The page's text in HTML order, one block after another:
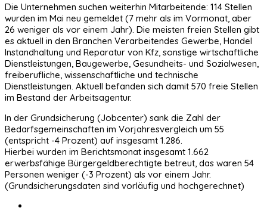
Die Unternehmen suchen weiterhin Mitarbeitende: 114 Stellen
wurden im Mai neu gemeldet (7 mehr als im Vormonat, aber
26 weniger als vor einem Jahr). Die meisten freien Stellen gibt
es aktuell in den Branchen Verarbeitendes Gewerbe, Handel
Instandhaltung und Reparatur von Kfz, sonstige wirtschaftliche
Dienstleistungen, Baugewerbe, Gesundheits- und Sozialwesen,
freiberufliche, wissenschaftliche und technische
Dienstleistungen. Aktuell befanden sich damit 570 freie Stellen
im Bestand der Arbeitsagentur.
In der Grundsicherung (Jobcenter) sank die Zahl der
Bedarfsgemeinschaften im Vorjahresvergleich um 55
(entspricht -4 Prozent) auf insgesamt 1.286.
Hierbei wurden im Berichtsmonat insgesamt 1.662
erwerbsfähige Bürgergeldberechtigte betreut, das waren 54
Personen weniger (-3 Prozent) als vor einem Jahr.
(Grundsicherungsdaten sind vorläufig und hochgerechnet)